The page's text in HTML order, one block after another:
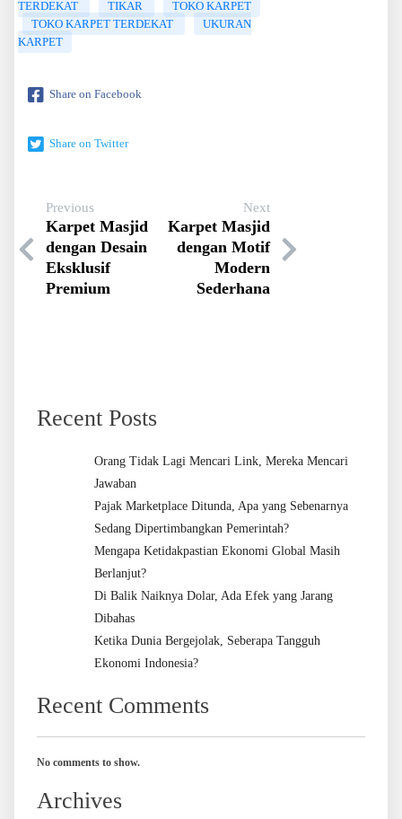
TERDEKAT TIKAR
TOKO KARPET
TOKO KARPET TERDEKAT
UKURAN
KARPET
Share on Facebook
Share on Twitter
Previous
Karpet Masjid
dengan Desain
Eksklusif
Premium
Next
Karpet Masjid
dengan Motif
Modern
Sederhana
Recent Posts
Orang Tidak Lagi Mencari Link, Mereka Mencari
Jawaban
Pajak Marketplace Ditunda, Apa yang Sebenarnya
Sedang Dipertimbangkan Pemerintah?
Mengapa Ketidakpastian Ekonomi Global Masih
Berlanjut?
Di Balik Naiknya Dolar, Ada Efek yang Jarang
Dibahas
Ketika Dunia Bergejolak, Seberapa Tangguh
Ekonomi Indonesia?
Recent Comments
No comments to show.
Archives